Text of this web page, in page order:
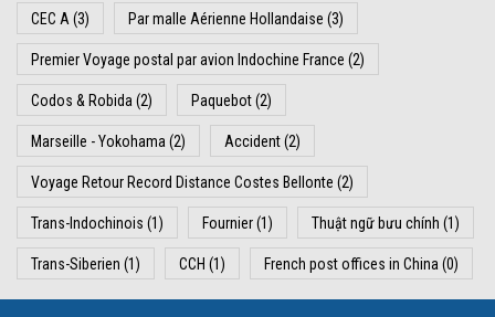
CEC A (3) Par malle Aérienne Hollandaise (3)
Premier Voyage postal par avion Indochine France (2)
Codos & Robida (2) Paquebot(2)
Marseille - Yokohama (2) Accident(2)
Voyage Retour Record Distance Costes Bellonte (2)
Trans-Indochinois (1) Fournier(1) Thuật ngữ bưu chính (1)
Trans-Siberien (1) CCH (1) French post offices in China (0)